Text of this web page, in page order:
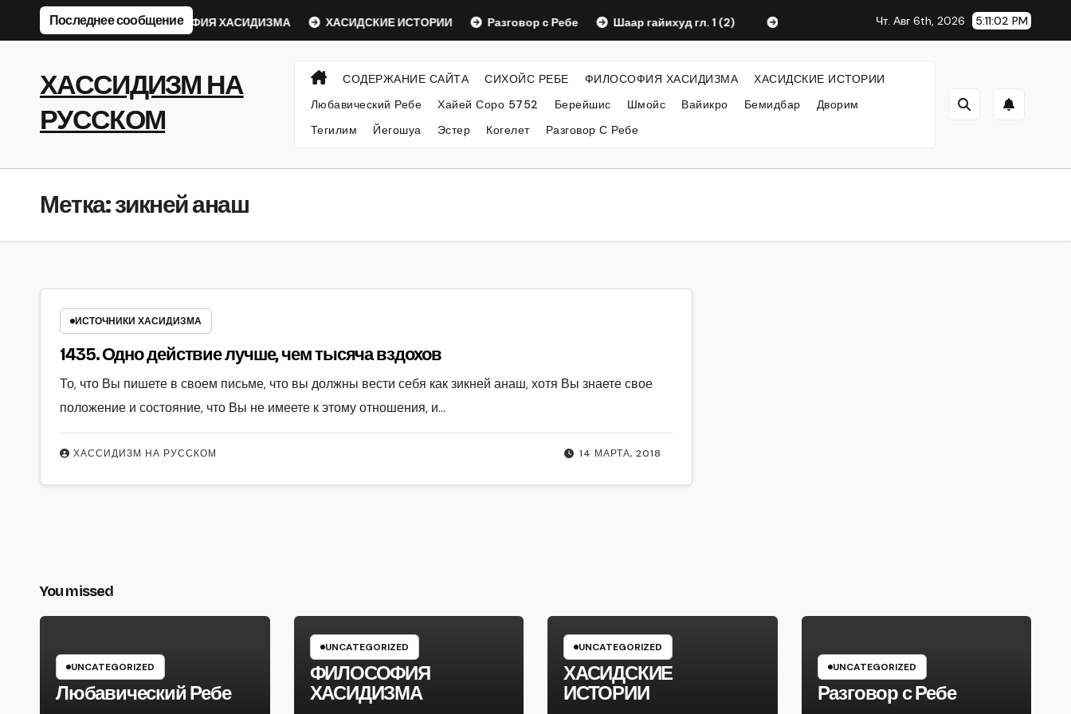
Перейти
Последнее сообщение
Ребе ФИЛОСОФИЯ ХАСИДИЗМА ХАСИДСКИЕ ИСТОРИИ Разговор с Ребе Шаар гайихуд гл. 1 (2) Любавический Ребе ФИЛОСОФИЯ
Чт. Авг 6th, 2026 5:11:02 PM
ХАССИДИЗМ НА
РУССКОМ
СОДЕРЖАНИЕ САЙТА СИХОЙС РЕБЕ ФИЛОСОФИЯ ХАСИДИЗМА
ХАСИДСКИЕ ИСТОРИИ
Любавический Ребе
Хайей Соро 5752 Берейшис Шмойс Вайикро Бемидбар
Дворим
Тегилим
Йегошуа Эстер Когелет Разговор С Ребе
Метка:зикней анаш
ИСТОЧНИКИ ХАСИДИЗМА
1435. Одно действие лучше, чем тысяча вздохов
14 МАРТА, 2018
ХАССИДИЗМ НА РУССКОМ
То, что Вы пишете в своем письме, что вы должны вести себя как зикней анаш, хотя Вы знаете свое
положение и состояние, что Вы не имеете к этому отношения, и…
You missed
UNCATEGORIZED
Любавический Ребе
UNCATEGORIZED
ФИЛОСОФИЯ
ХАСИДИЗМА
UNCATEGORIZED
ХАСИДСКИЕ
ИСТОРИИ
UNCATEGORIZED
Разговор с Ребе